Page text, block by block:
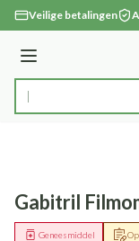
Ga naar de inhoud
Veilige betalingen
Menu
Product, merk,
Gabitril
Geneesmiddel